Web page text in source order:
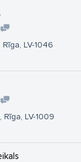
LV-1046
LV-1009